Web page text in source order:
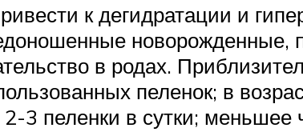
к дегидратации и
новорожденные,
в родах.
пеленок; в
3 пеленки в сутки; меньшее